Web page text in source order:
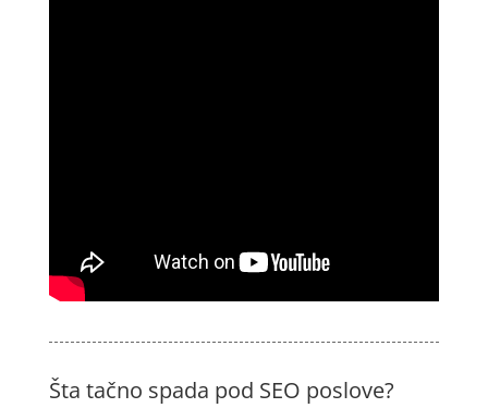
Šta tačno spada pod SEO poslove?